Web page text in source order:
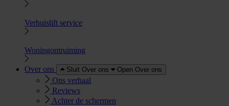
Verhuislift service
Woningontruiming
Over ons Sluit Over ons Open Over ons
Ons verhaal
Reviews
Achter de schermen